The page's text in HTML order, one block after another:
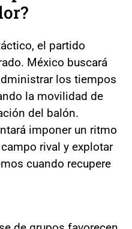
el partido
México buscará
los tiempos
la movilidad de
del balón.
imponer un ritmo
rival y explotar
cuando recupere